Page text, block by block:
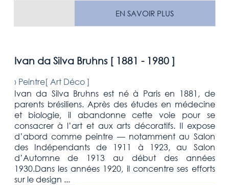
EN SAVOIR PLUS
Ivan da Silva Bruhns [ 1881 - 1980]
› Peintre[ Art Déco]
Ivan da Silva Bruhns est né à Paris en 1881, de
parents brésiliens. Après des études en médecine
et biologie, il abandonne cette voie pour se
consacrer à l’art et aux arts décoratifs. Il expose
d’abord comme peintre — notamment au Salon
des Indépendants de 1911 à 1923, au Salon
d’Automne de 1913 au début des années
1930.Dans les années 1920, il concentre ses efforts
sur le design ...